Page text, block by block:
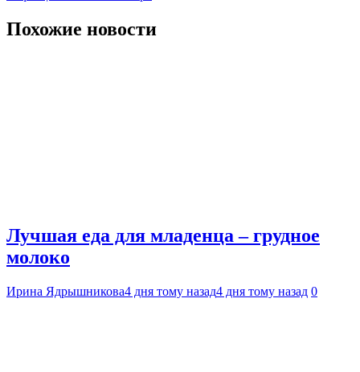
Похожие новости
Лучшая еда для младенца – грудное
молоко
Ирина Ядрышникова4 дня тому назад4 дня тому назад 0